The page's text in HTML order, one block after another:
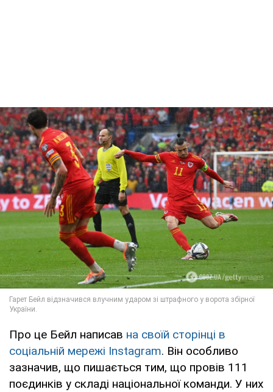
Про це Бейл написав на своїй сторінці в
соціальній мережі Instagram. Він особливо
зазначив, що пишається тим, що провів 111
поєдинків у складі національної команди. У них